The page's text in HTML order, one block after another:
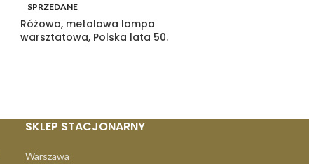
SPRZEDANE
Różowa, metalowa lampa
warsztatowa, Polska lata 50.
SKLEP STACJONARNY
Warszawa